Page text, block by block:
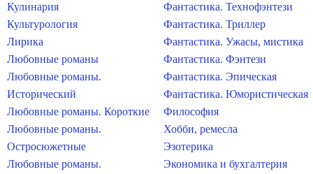
Кулинария
Культурология
Лирика
Любовные романы
Любовные романы.
Исторический
Любовные романы. Короткие
Любовные романы.
Остросюжетные
Любовные романы.
Фантастика. Технофэнтези
Фантастика. Триллер
Фантастика. Ужасы, мистика
Фантастика. Фэнтези
Фантастика. Эпическая
Фантастика. Юмористическая
Философия
Хобби, ремесла
Эзотерика
Экономика и бухгалтерия